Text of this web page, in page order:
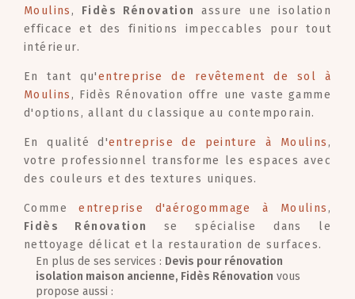
Moulins , Fidès Rénovation
assure une isolation
efficace et des finitions impeccables pour tout
intérieur.
En tant qu'entreprise de revêtement de sol à
Moulins , Fidès Rénovation offre une vaste gamme
d'options, allant du classique au contemporain.
En qualité d'entreprise de peinture à Moulins ,
votre professionnel transforme les espaces avec
des couleurs et des textures uniques.
Commeentreprise d'aérogommage à Moulins ,
Fidès Rénovation
se spécialise dans le
nettoyage délicat et la restauration de surfaces.
En plus de ses services : Devis pour rénovation
isolation maison ancienne, Fidès Rénovation vous
propose aussi :